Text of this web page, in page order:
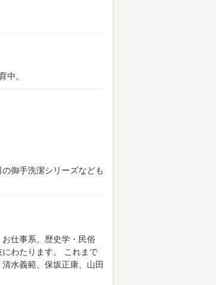
中。
御手洗潔シリーズなども
仕事系、歴史学・民俗
わたります。
これまで
水義範、保坂正康、山田